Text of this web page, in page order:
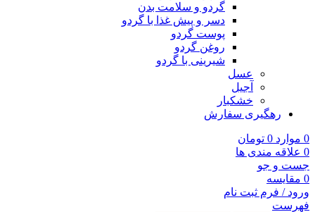
گردو و سلامت بدن
دسر و پیش غذا با گردو
پوست گردو
روغن گردو
شیرینی با گردو
عسل
آجیل
خشکبار
رهگیری سفارش
0 موارد 0 تومان
0 علاقه مندی ها
جست و جو
0 مقایسه
ورود / فرم ثبت نام
فهرست